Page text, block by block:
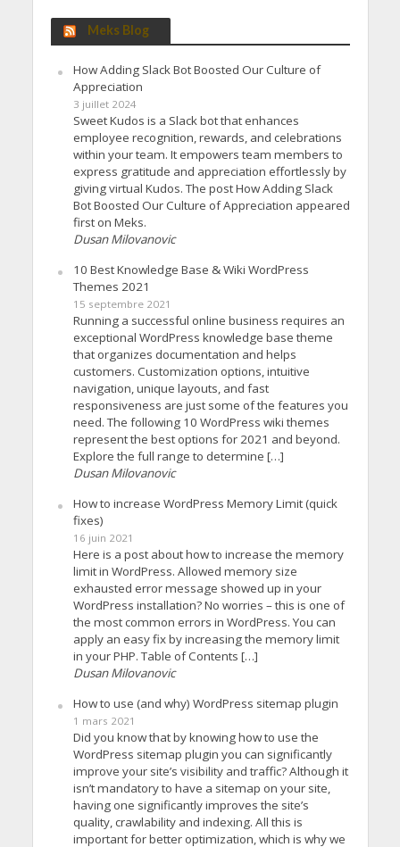
Meks Blog
How Adding Slack Bot Boosted Our Culture of
Appreciation
3 juillet 2024
Sweet Kudos is a Slack bot that enhances
employee recognition, rewards, and celebrations
within your team. It empowers team members to
express gratitude and appreciation effortlessly by
giving virtual Kudos. The post How Adding Slack
Bot Boosted Our Culture of Appreciation appeared
first on Meks.
Dusan Milovanovic
10 Best Knowledge Base & Wiki WordPress
Themes 2021
15 septembre 2021
Running a successful online business requires an
exceptional WordPress knowledge base theme
that organizes documentation and helps
customers. Customization options, intuitive
navigation, unique layouts, and fast
responsiveness are just some of the features you
need. The following 10 WordPress wiki themes
represent the best options for 2021 and beyond.
Explore the full range to determine […]
Dusan Milovanovic
How to increase WordPress Memory Limit (quick
fixes)
16 juin 2021
Here is a post about how to increase the memory
limit in WordPress. Allowed memory size
exhausted error message showed up in your
WordPress installation? No worries – this is one of
the most common errors in WordPress. You can
apply an easy fix by increasing the memory limit
in your PHP. Table of Contents […]
Dusan Milovanovic
How to use (and why) WordPress sitemap plugin
1 mars 2021
Did you know that by knowing how to use the
WordPress sitemap plugin you can significantly
improve your site’s visibility and traffic? Although it
isn’t mandatory to have a sitemap on your site,
having one significantly improves the site’s
quality, crawlability and indexing. All this is
important for better optimization, which is why we